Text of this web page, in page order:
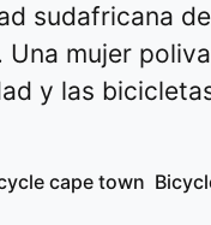
sudafricana
mujer
y las
cape town